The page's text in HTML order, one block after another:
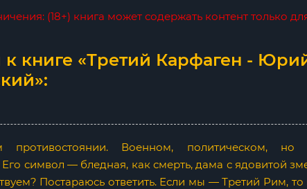
(18+) книга может содержать контент только
к книге «Третий Карфаген -
Военном, политическом,
символ — бледная, как смерть, дама с ядовитой
Постараюсь ответить. Если мы — Третий Рим,